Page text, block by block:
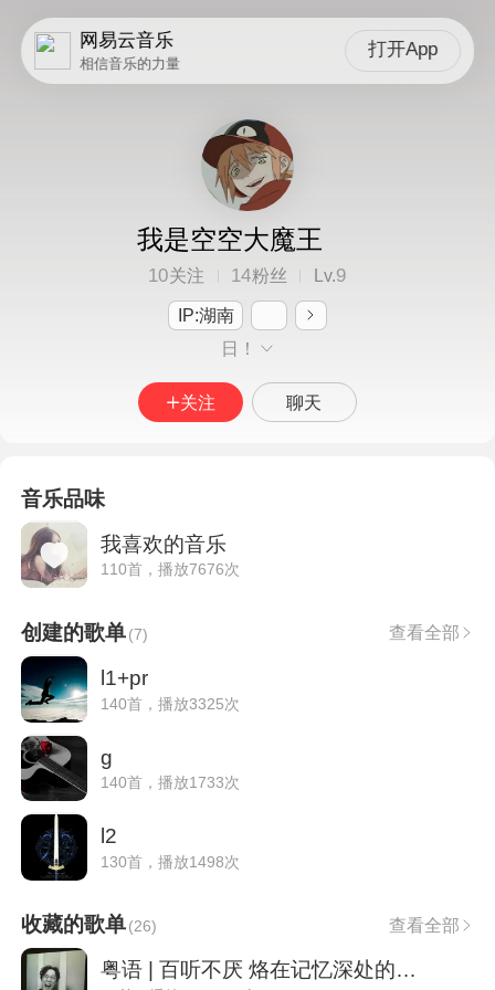
网易云音乐
相信音乐的力量
打开App
我是空空大魔王
10关注 14粉丝 Lv.9
IP:湖南
日！
关注 聊天
音乐品味
我喜欢的音乐
110首，播放7676次
创建的歌单(7) 查看全部
l1+pr
140首，播放3325次
g
140首，播放1733次
l2
130首，播放1498次
收藏的歌单(26) 查看全部
粤语 | 百听不厌 烙在记忆深处的经典歌声